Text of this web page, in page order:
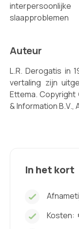
slaapproblemen
Auteur
L.R. Derogatis in
vertaling zijn
Ettema.
& Information B.V.,
In het kort
Kosten: